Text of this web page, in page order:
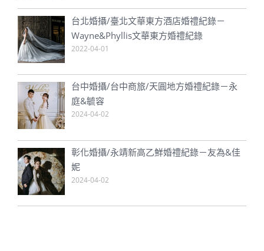
台北婚攝/臺北文華東方酒店婚禮紀錄－
Wayne&Phyllis文華東方婚禮紀錄
2022-04-01
台中婚攝/台中商旅/天圓地方婚禮紀錄－永
庭&毓容
2024-04-02
彰化婚攝/永靖新高乙鮮婚禮紀錄－友為&佳
妮
2024-04-02